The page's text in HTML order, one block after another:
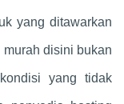
yang ditawarkan
murah disini bukan
yang tidak